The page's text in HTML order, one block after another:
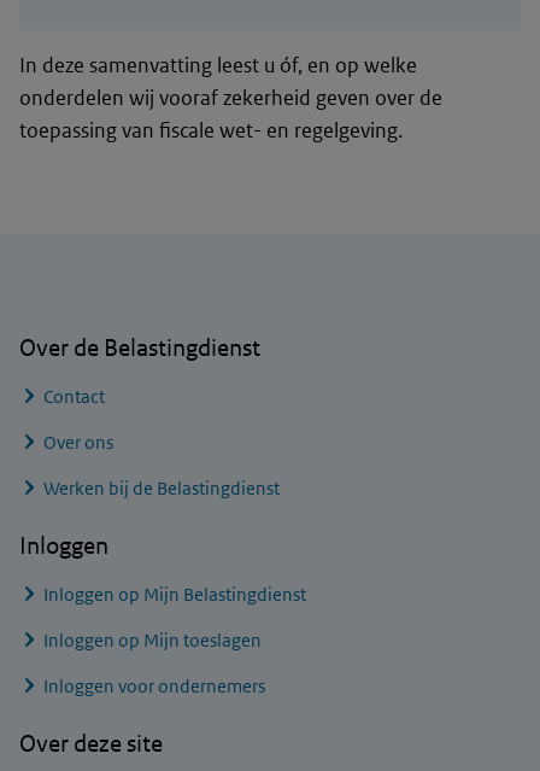
In deze samenvatting leest u óf, en op welke
onderdelen wij vooraf zekerheid geven over de
toepassing van fiscale wet- en regelgeving.
Over de Belastingdienst
Contact
Over ons
Werken bij de Belastingdienst
Inloggen
Inloggen op Mijn Belastingdienst
Inloggen op Mijn toeslagen
Inloggen voor ondernemers
Over deze site